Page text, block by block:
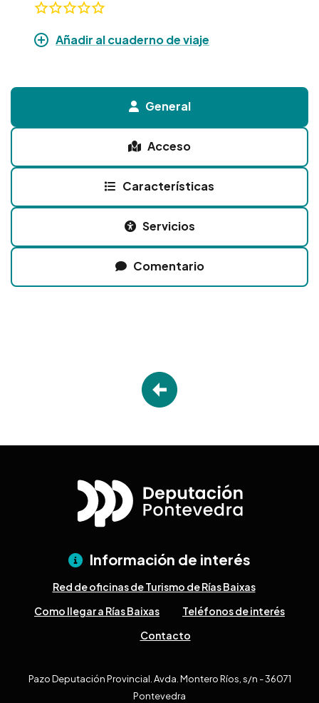
Añadir al cuaderno de viaje
General
Acceso
Características
Servicios
Comentario
Información de interés
Red de oficinas de Turismo de Rías Baixas
Como llegar a Rías Baixas
Teléfonos de interés
Contacto
Pazo Deputación Provincial. Avda. Montero Ríos, s/n - 36071
Pontevedra